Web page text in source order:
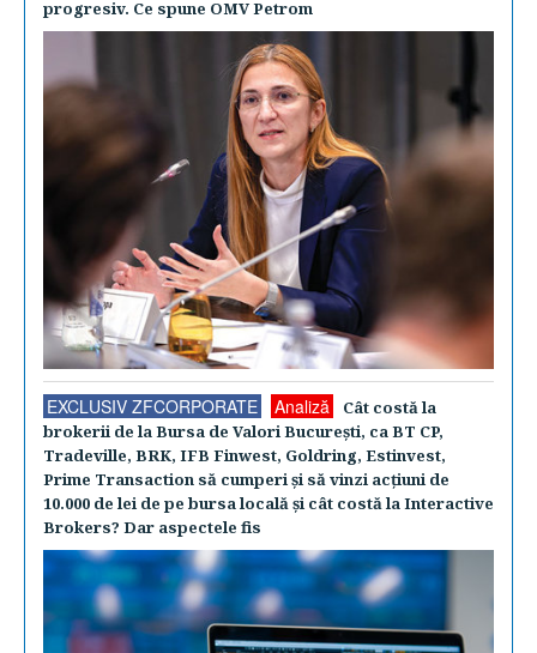
progresiv. Ce spune OMV Petrom
EXCLUSIV ZFCORPORATE Analiză
Cât costă la
brokerii de la Bursa de Valori Bucureşti, ca BT CP,
Tradeville, BRK, IFB Finwest, Goldring, Estinvest,
Prime Transaction să cumperi şi să vinzi acţiuni de
10.000 de lei de pe bursa locală şi cât costă la Interactive
Brokers? Dar aspectele fis